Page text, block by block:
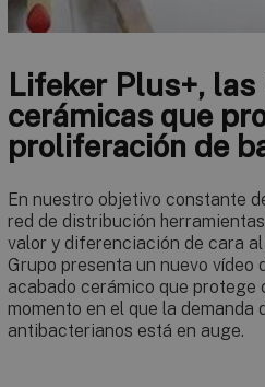
Lifeker Plus+, las
cerámicas que
proliferación de
En nuestro objetivo constante
red de distribución
valor y diferenciación de cara
Grupo presenta un nuevo vídeo
acabado cerámico que protege
momento en el que la demanda
antibacterianos está en auge.